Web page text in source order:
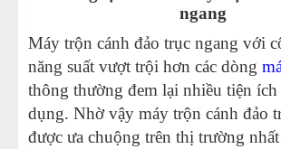
ngang
Máy trộn cánh đảo trục ngang với
năng suất vượt trội hơn các dòng
thông thường đem lại nhiều tiện
dụng. Nhờ vậy máy trộn cánh đảo
được ưa chuộng trên thị trường